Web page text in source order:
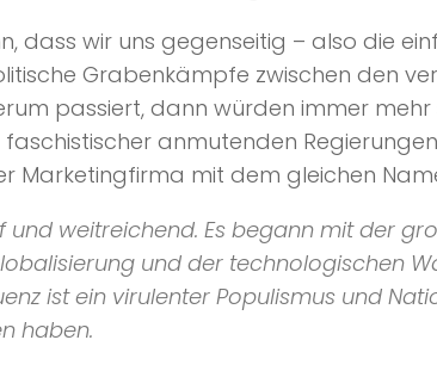
dass wir uns gegenseitig – also die
Grabenkämpfe zwischen den
passiert, dann würden immer mehr
anmutenden
Marketingfirma mit dem gleichen
weitreichend. Es begann mit der
und der technologischen
ist ein virulenter Populismus und
haben.